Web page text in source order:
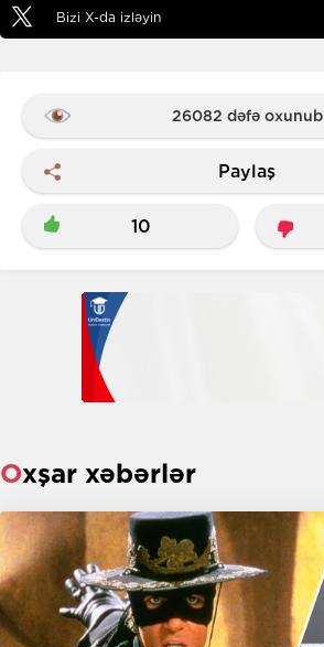
Bizi X-da izləyin
26082 dəfə oxunub
Paylaş
10
Oxşar xəbərlər